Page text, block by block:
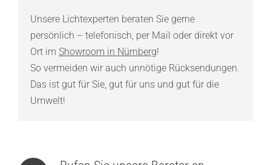
Unsere Lichtexperten beraten Sie gerne
persönlich – telefonisch, per Mail oder direkt vor
Ort im Showroom in Nürnberg!
So vermeiden wir auch unnötige Rücksendungen.
Das ist gut für Sie, gut für uns und gut für die
Umwelt!